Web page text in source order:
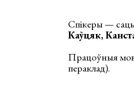
Спікеры —
Каўцяк,
Працоўныя
пераклад).